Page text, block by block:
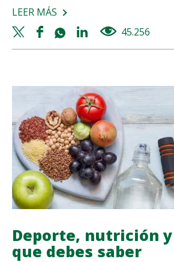
LEER MÁS SOBRE
NUTRICIÓN
EN
LO
QUE
DEBES
SABER
Twitter
share
Facebook
share
Whatsapp
share
Linkedin
share
45.256
Deporte, nutrición
que debes saber